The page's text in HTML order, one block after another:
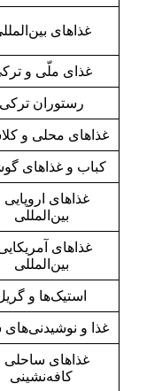
غذاهای
غذای ملّی و
رستوران ترکی
غذاهای محلی و
کباب و غذاهای
غذاهای اروپایی
بین‌المللی
غذاهای
بین‌المللی
استیک‌ها و
غذا و
غذاهای ساحلی
کافه‌نشینی